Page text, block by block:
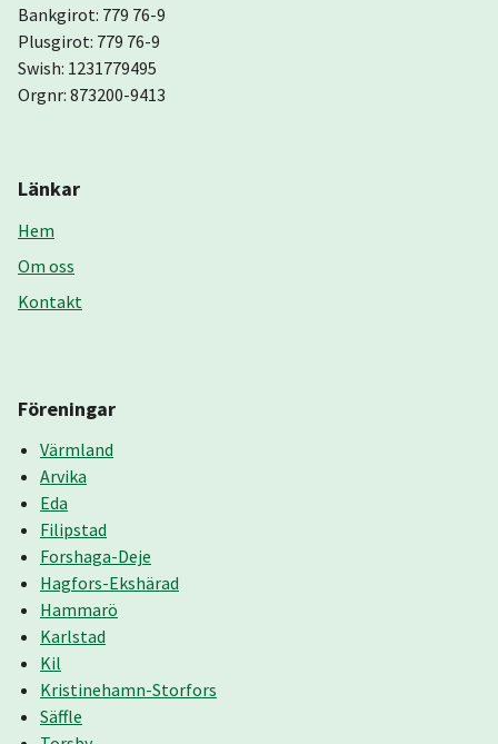
Bankgirot: 779 76-9
Plusgirot: 779 76-9
Swish: 1231779495
Orgnr: 873200-9413
Länkar
Hem
Om oss
Kontakt
Föreningar
Värmland
Arvika
Eda
Filipstad
Forshaga-Deje
Hagfors-Ekshärad
Hammarö
Karlstad
Kil
Kristinehamn-Storfors
Säffle